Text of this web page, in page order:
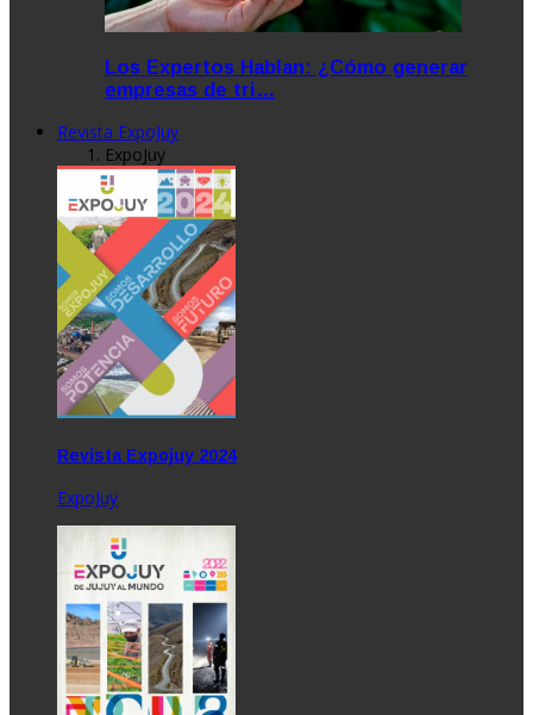
Los Expertos Hablan: ¿Cómo generar
empresas de tri…
Revista ExpoJuy
ExpoJuy
Revista Expojuy 2024
ExpoJuy